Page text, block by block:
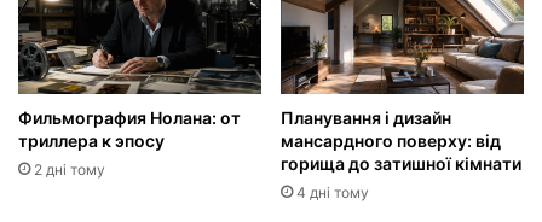
Фильмография Нолана: от
триллера к эпосу
2 дні тому
Планування і дизайн
мансардного поверху: від
горища до затишної кімнати
4 дні тому